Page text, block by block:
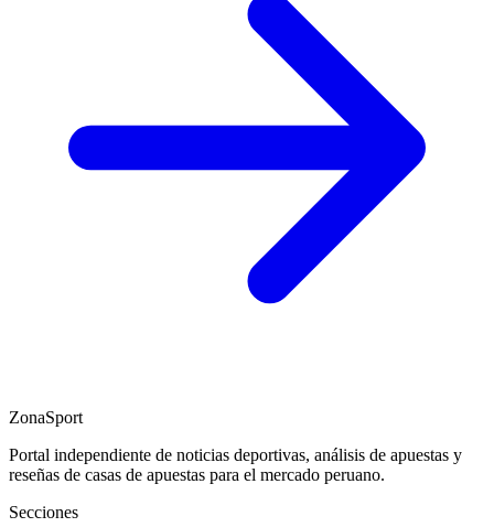
ZonaSport
Portal independiente de noticias deportivas, análisis de apuestas y
reseñas de casas de apuestas para el mercado peruano.
Secciones